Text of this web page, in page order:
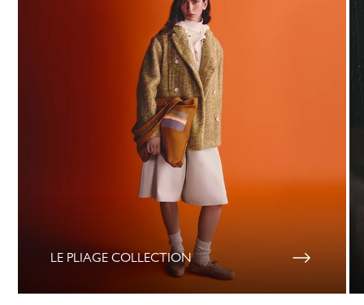
LE PLIAGE COLLECTION